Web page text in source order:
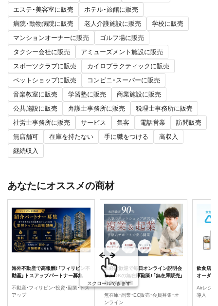
エステ・美容室に販売
ホテル・旅館に販売
病院・動物病院に販売
老人介護施設に販売
学校に販売
マンションオーナーに販売
ゴルフ場に販売
タクシー会社に販売
アミューズメント施設に販売
スポーツクラブに販売
カイロプラクティックに販売
ペットショップに販売
コンビニ・スーパーに販売
音楽教室に販売
学習塾に販売
商業施設に販売
公共施設に販売
弁護士事務所に販売
税理士事務所に販売
社労士事務所に販売
サービス 集客 電話営業
訪問販売
無店舗可
在庫を持たない 手に職をつける
高収入
継続収入
あなたにオススメの商材
海外不動産で高報酬！「フィリピン不
動産」トスアップパートナー募集
不動産・フィリピン・投資・副業・トス
アップ
未経験歓迎で毎日オンライン説明会
参加OKの無在庫副業！「無在庫販売」
新規会員募集
無在庫・副業・EC販売・会員募集・オ
ンライン
飲食店に
オーダー
Airレジ・
導入
スクロールできます